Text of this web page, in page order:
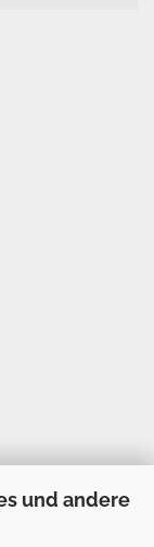
und andere